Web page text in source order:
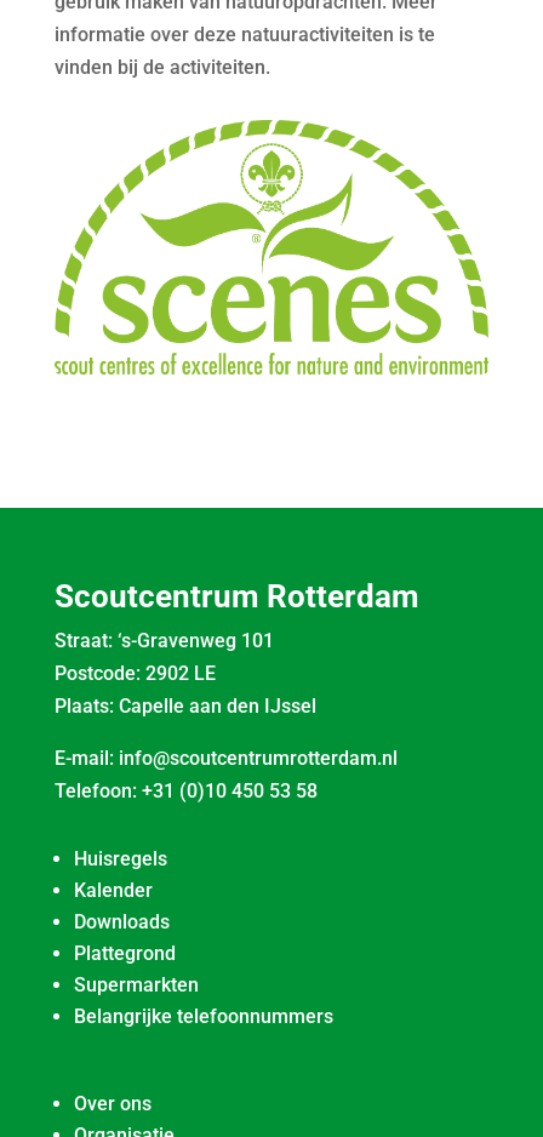
informatie over deze natuuractiviteiten is te
vinden bij de activiteiten.
Scoutcentrum Rotterdam
Straat: ‘s-Gravenweg 101
Postcode: 2902 LE
Plaats: Capelle aan den IJssel
E-mail: info@scoutcentrumrotterdam.nl
Telefoon: +31 (0)10 450 53 58
Huisregels
Kalender
Downloads
Plattegrond
Supermarkten
Belangrijke telefoonnummers
Over ons